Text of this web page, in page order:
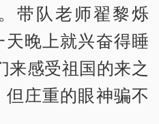
带队老师翟黎烁
晚上就兴奋得睡
来感受祖国的来之
庄重的眼神骗不